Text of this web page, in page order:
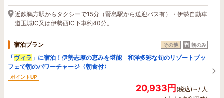
近鉄鵜方駅からタクシーで15分（賢島駅から送迎バス有）・伊勢自動車
道玉城IC又は伊勢西IC下車約40分。
宿泊プラン その他 朝のみ
「ヴィラ 」に宿泊！伊勢志摩の恵みを堪能 和洋多彩な旬のリゾートブッ
フェで朝のパワーチャージ〈朝食付〉
ポイントUP
20,933円(税込)～/ 人